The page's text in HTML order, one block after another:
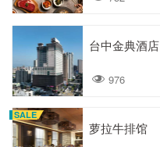
台中金典酒店
976
SALE
萝拉牛排馆